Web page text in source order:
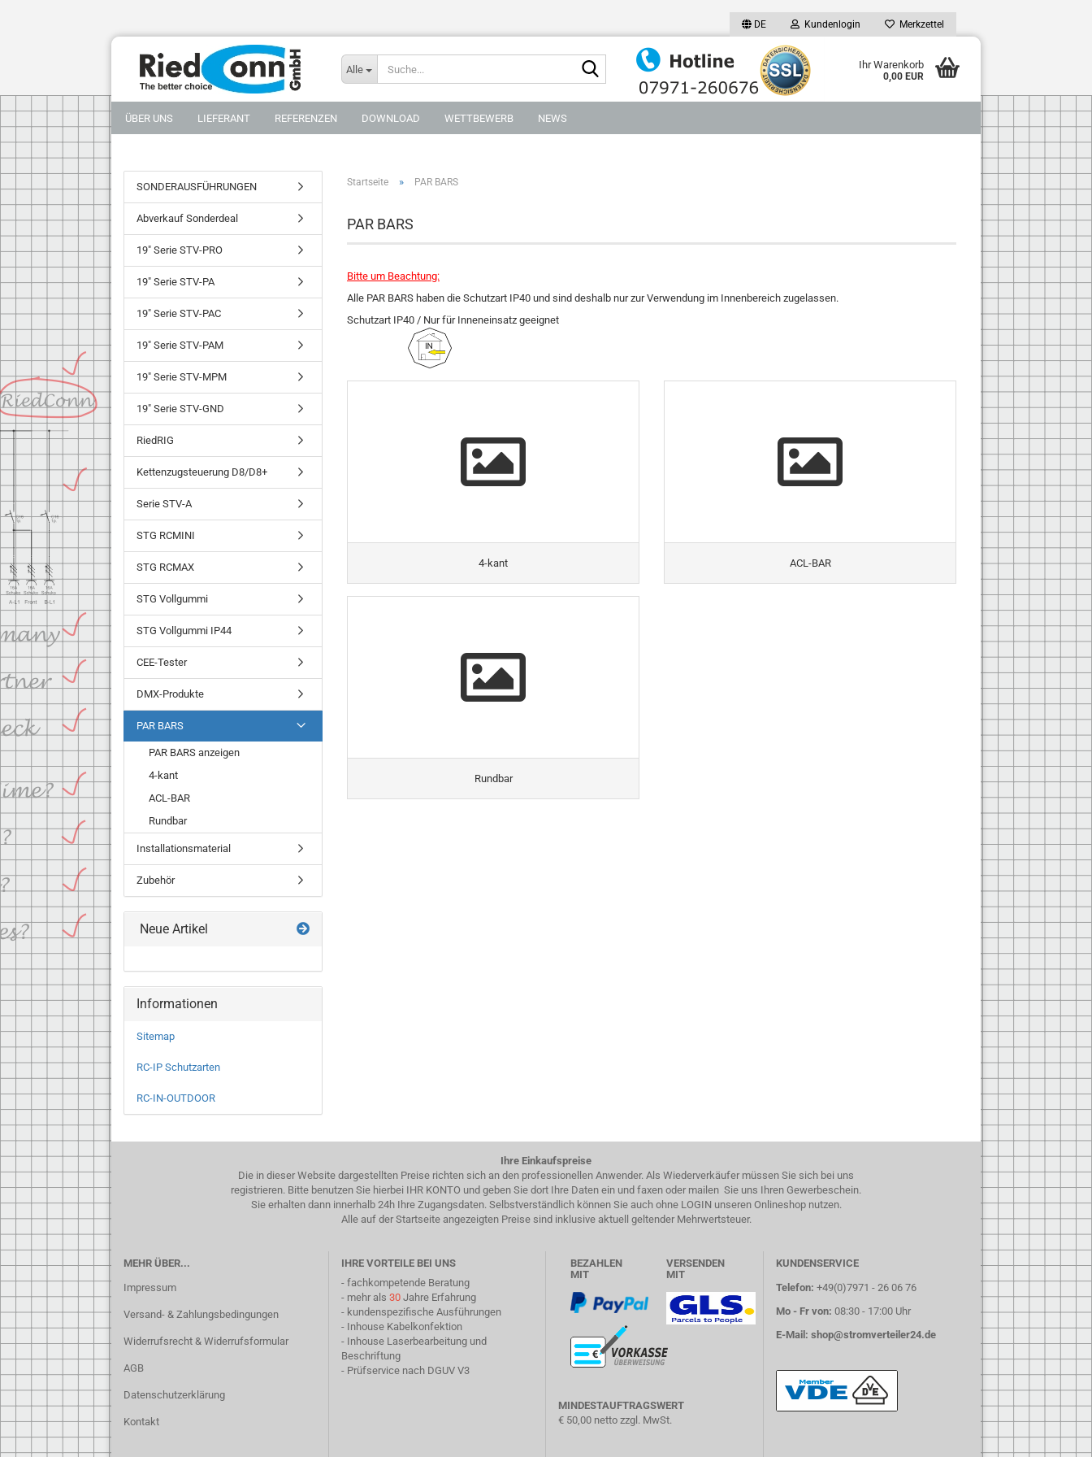
DE Kundenlogin Merkzettel
Alle
Suche... Ihr Warenkorb
0,00 EUR
ÜBER UNS LIEFERANT REFERENZEN DOWNLOAD WETTBEWERB NEWS
Startseite » PAR BARS
PAR BARS
Bitte um Beachtung:
Alle PAR BARS haben die Schutzart IP40 und sind deshalb nur zur Verwendung im Innenbereich zugelassen.
Schutzart IP40 / Nur für Inneneinsatz geeignet
4-kant ACL-BAR
Rundbar
SONDERAUSFÜHRUNGEN
Abverkauf Sonderdeal
19" Serie STV-PRO
19" Serie STV-PA
19" Serie STV-PAC
19" Serie STV-PAM
19" Serie STV-MPM
19" Serie STV-GND
RiedRIG
Kettenzugsteuerung D8/D8+
Serie STV-A
STG RCMINI
STG RCMAX
STG Vollgummi
STG Vollgummi IP44
CEE-Tester
DMX-Produkte
PAR BARS
PAR BARS anzeigen
4-kant
ACL-BAR
Rundbar
Installationsmaterial
Zubehör
Neue Artikel
Informationen
Sitemap
RC-IP Schutzarten
RC-IN-OUTDOOR
Ihre Einkaufspreise
Die in dieser Website dargestellten Preise richten sich an den professionellen Anwender. Als Wiederverkäufer müssen Sie sich bei uns
registrieren. Bitte benutzen Sie hierbei IHR KONTO und geben Sie dort Ihre Daten ein und faxen oder mailen Sie uns Ihren Gewerbeschein.
Sie erhalten dann innerhalb 24h Ihre Zugangsdaten. Selbstverständlich können Sie auch ohne LOGIN unseren Onlineshop nutzen.
Alle auf der Startseite angezeigten Preise sind inklusive aktuell geltender Mehrwertsteuer.
MEHR ÜBER...
Impressum
Versand- & Zahlungsbedingungen
Widerrufsrecht & Widerrufsformular
AGB
Datenschutzerklärung
Kontakt
IHRE VORTEILE BEI UNS
- fachkompetende Beratung
- mehr als 30Jahre Erfahrung
- kundenspezifische Ausführungen
- Inhouse Kabelkonfektion
- Inhouse Laserbearbeitung und
Beschriftung
- Prüfservice nach DGUV V3
BEZAHLEN
MIT
VERSENDEN
MIT
MINDESTAUFTRAGSWERT
€ 50,00 netto zzgl. MwSt.
KUNDENSERVICE
Telefon: +49(0)7971 - 26 06 76
Mo - Fr von: 08:30 - 17:00 Uhr
E-Mail: shop@stromverteiler24.de